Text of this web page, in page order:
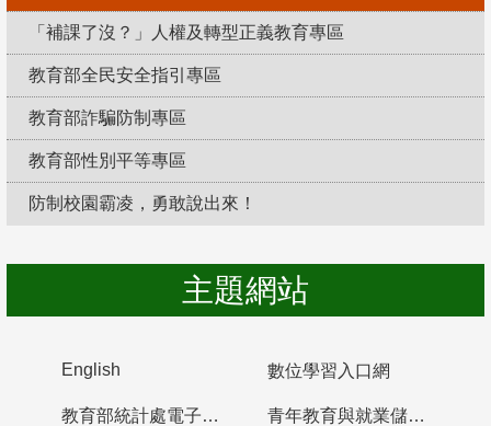
「補課了沒？」人權及轉型正義教育專區
教育部全民安全指引專區
教育部詐騙防制專區
教育部性別平等專區
防制校園霸凌，勇敢說出來！
主題網站
English 數位學習入口網
教育部統計處電子書櫃 青年教育與就業儲蓄帳戶